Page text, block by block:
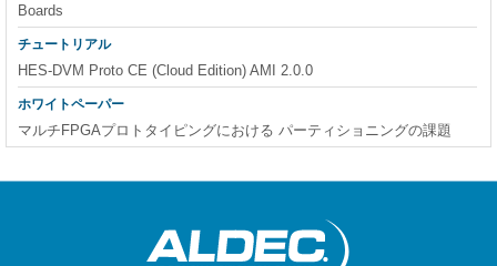
Boards
チュートリアル
HES-DVM Proto CE (Cloud Edition) AMI 2.0.0
ホワイトペーパー
マルチFPGAプロトタイピングにおける パーティショニングの課題